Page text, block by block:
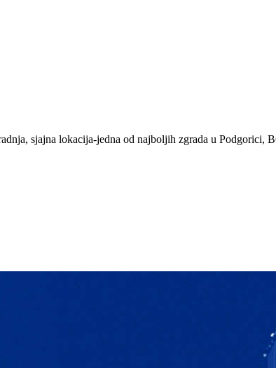
sjajna lokacija-jedna od najboljih zgrada u Podgorici,